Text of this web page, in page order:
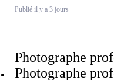
Publié il y a 3 jours
Photographe
Photographe